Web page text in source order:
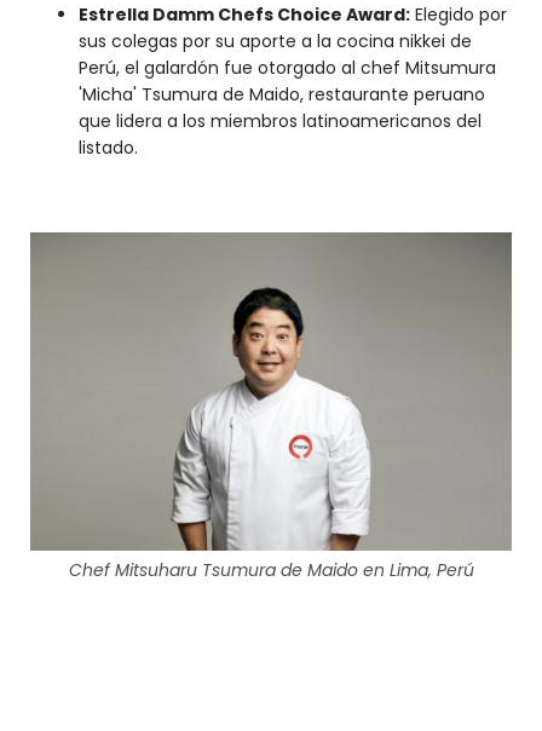
Estrella Damm Chefs Choice Award: Elegido por
sus colegas por su aporte a la cocina nikkei de
Perú, el galardón fue otorgado al chef Mitsumura
'Micha' Tsumura de Maido, restaurante peruano
que lidera a los miembros latinoamericanos del
listado.
Chef Mitsuharu Tsumura de Maido en Lima, Perú